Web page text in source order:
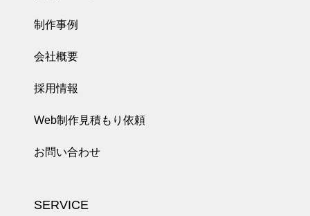
制作事例
会社概要
採用情報
Web制作見積もり依頼
お問い合わせ
SERVICE